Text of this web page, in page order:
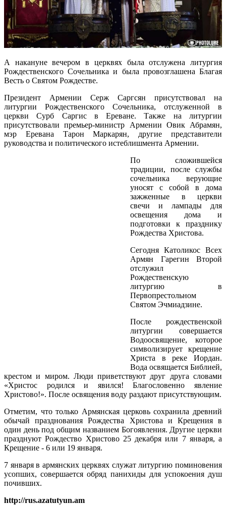
А накануне вечером в церквях была отслужена литургия
Рождественского Сочельника и была провозглашена Благая
Весть о Святом Рождестве.
Президент Армении Серж Саргсян присутствовал на
литургии Рождественского Сочельника, отслуженной в
церкви Сурб Саргис в Ереване. Также на литургии
присутствовали премьер-министр Армении Овик Абрамян,
мэр Еревана Тарон Маркарян, другие представители
руководства и политического истеблишмента Армении.
По сложившейся
традиции, после службы
сочельника верующие
уносят с собой в дома
зажженные в церкви
свечи и лампады для
освещения дома и
подготовки к празднику
Рождества Христова.
Сегодня Католикос Всех
Армян Гарегин Второй
отслужил
Рождественскую
литургию в
Первопрестольном
Святом Эчмиадзине.
После рождественской
литургии совершается
Водоосвящение, которое
символизирует крещение
Христа в реке Иордан.
Вода освящается Библией,
крестом и миром. Люди приветствуют друг друга словами
«Христос родился и явился! Благословенно явление
Христово!». После освящения воду раздают присутствующим.
Отметим, что только Армянская церковь сохранила древний
обычай празднования Рождества Христова и Крещения в
один день под общим названием Богоявления. Другие церкви
празднуют Рождество Христово 25 декабря или 7 января, а
Крещение - 6 или 19 января.
7 января в армянских церквях служат литургию поминовения
усопших, совершается обряд панихиды для успокоения душ
почивших.
http://rus.azatutyun.am